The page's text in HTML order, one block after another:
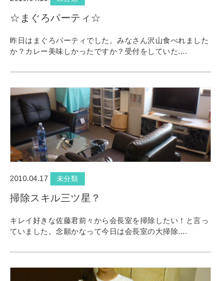
☆まぐろパーティ☆
昨日はまぐろパーティでした。みなさん沢山食べれました
か？カレー美味しかったですか？受付をしていた....
2010.04.17 未分類
掃除スキル三ツ星？
キレイ好きな佐藤君前々から会長室を掃除したい！と言っ
ていました。念願かなって今日は会長室の大掃除....